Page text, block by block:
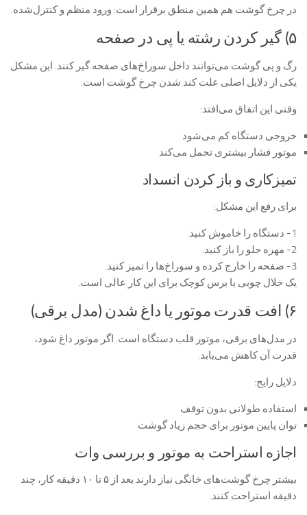
در چرخ گوشت هم همین منطق برقرار است: ورود منظم و کنترل‌شده.
۵) گیر کردن رشته یا پی در صفحه
رگ و پی گوشت می‌توانند داخل سوراخ‌های صفحه گیر کنند. این مشکل
یکی از دلایل اصلی علت کند شدن چرخ گوشت است.
وقتی این اتفاق می‌افتد:
خروجی دستگاه کم می‌شود
موتور فشار بیشتری تحمل می‌کند
تمیزکاری و باز کردن انسداد
برای رفع این مشکل:
1- دستگاه را خاموش کنید.
2- مهره جلو را باز کنید.
3- صفحه را خارج کرده و سوراخ‌ها را تمیز کنید.
یک خلال چوبی یا برس کوچک برای این کار عالی است.
۶) افت قدرت موتور یا داغ شدن (مدل برقی)
در مدل‌های برقی، موتور قلب دستگاه است. اگر موتور داغ شود،
قدرت آن کاهش می‌یابد.
دلایل رایج:
استفاده طولانی بدون توقف
توان پایین موتور برای حجم زیاد گوشت
اجازه استراحت به موتور و بررسی وات
بیشتر چرخ گوشت‌های خانگی نیاز دارند بعد از ۵ تا ۱۰ دقیقه کار، چند
دقیقه استراحت کنند.